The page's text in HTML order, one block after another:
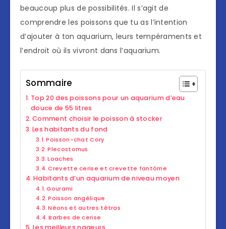
beaucoup plus de possibilités. Il s’agit de
comprendre les poissons que tu as l’intention
d’ajouter à ton aquarium, leurs tempéraments et
l’endroit où ils vivront dans l’aquarium.
Sommaire
Top 20 des poissons pour un aquarium d’eau
douce de 55 litres
Comment choisir le poisson à stocker
Les habitants du fond
Poisson-chat Cory
Plecostomus
Loaches
Crevette cerise et crevette fantôme
Habitants d’un aquarium de niveau moyen
Gourami
Poisson angélique
Néons et autres tétras
Barbes de cerise